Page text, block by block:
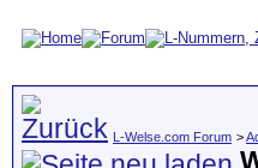
L-Welse.com Forum >